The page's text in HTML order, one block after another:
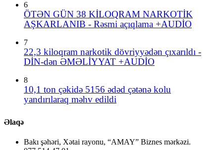
6
ÖTƏN GÜN 38 KİLOQRAM NARKOTİK
AŞKARLANIB - Rəsmi açıqlama +AUDİO
7
22,3 kiloqram narkotik dövriyyədən çıxarıldı -
DİN-dən ƏMƏLİYYAT +AUDİO
8
10,1 ton çəkidə 5156 ədəd çətənə kolu
yandırılaraq məhv edildi
Əlaqə
Bakı şəhəri, Xətai rayonu, “AMAY” Biznes mərkəzi.